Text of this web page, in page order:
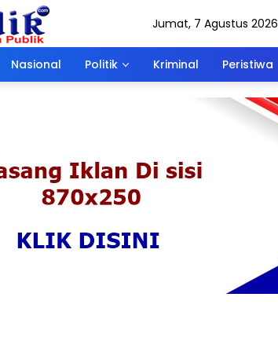
Jumat, 7 Agustus 2026
Nasional Politik Kriminal Peristiwa